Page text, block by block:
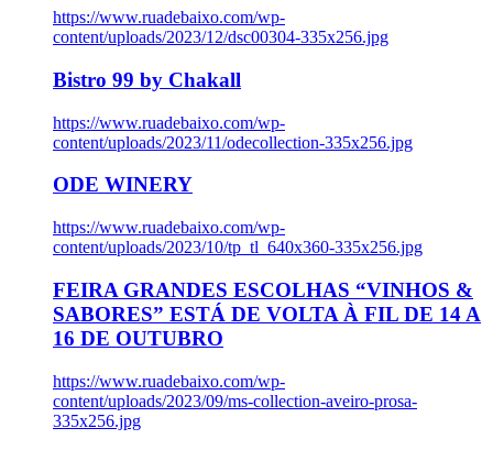
https://www.ruadebaixo.com/wp-
content/uploads/2023/12/dsc00304-335x256.jpg
Bistro 99 by Chakall
https://www.ruadebaixo.com/wp-
content/uploads/2023/11/odecollection-335x256.jpg
ODE WINERY
https://www.ruadebaixo.com/wp-
content/uploads/2023/10/tp_tl_640x360-335x256.jpg
FEIRA GRANDES ESCOLHAS “VINHOS &
SABORES” ESTÁ DE VOLTA À FIL DE 14 A
16 DE OUTUBRO
https://www.ruadebaixo.com/wp-
content/uploads/2023/09/ms-collection-aveiro-prosa-
335x256.jpg